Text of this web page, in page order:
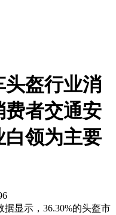
头盔行业消
者交通安
领为主要
据显示，36.30%的头盔市